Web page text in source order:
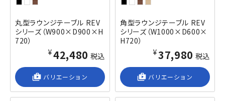
丸型ラウンジテーブル REV
シリーズ（W900×D900×H
720）
¥42,480 税込
shop_2 バリエーション
角型ラウンジテーブル REV
シリーズ（W1000×D600×
H720）
¥37,980 税込
shop_2 バリエーション